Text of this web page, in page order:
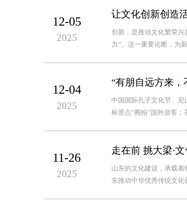
12-05
2025
让文化创新创造
创新，是推动文化繁荣
力”。这一重要论断，为
12-04
2025
“有朋自远方来
中国国际孔子文化节、尼
标景点“圈粉”国外游客；
11-26
2025
走在前 挑大梁·
山东的文化建设，承载
东推动中华优秀传统文化